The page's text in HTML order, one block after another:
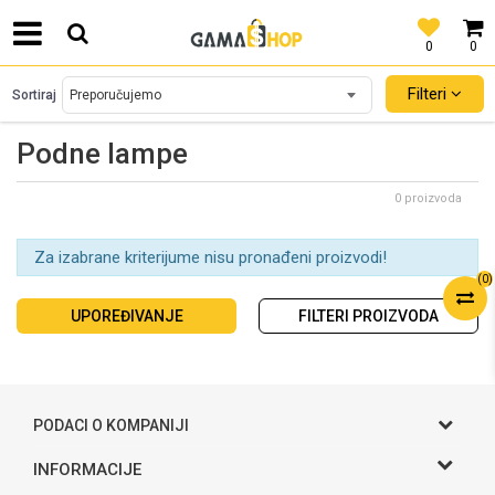
0
0
SIGURNO PLAĆANJE PLATNIM KARTICAMA!
(0)
Podne lampe
Sortiraj Filteri
0 proizvoda
Za izabrane kriterijume nisu pronađeni proizvodi!
UPOREĐIVANJE FILTERI PROIZVODA
PODACI O KOMPANIJI
Gama S doo
INFORMACIJE